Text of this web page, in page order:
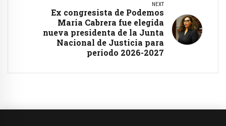
NEXT
Ex congresista de Podemos
Maria Cabrera fue elegida
nueva presidenta de la Junta
Nacional de Justicia para
periodo 2026-2027